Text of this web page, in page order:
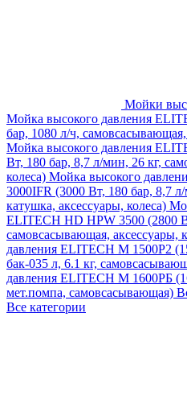
Мойки
Мойка высокого давления
бар, 1080 л/ч,
Мойка высокого давления
Вт, 180 бар, 8,7 л/мин, 26 кг,
колеса) Мойка высокого
3000IFR (3000 Вт, 180 бар, 8,7
катушка, аксессуары, колеса)
ELITECH HD HPW 3500 (2800
самовсасывающая, аксессуары,
давления ELITECH M 1500P2
бак-035 л, 6.1 кг,
давления ELITECH М 1600РБ
мет.помпа, самовсасывающая)
Все категории